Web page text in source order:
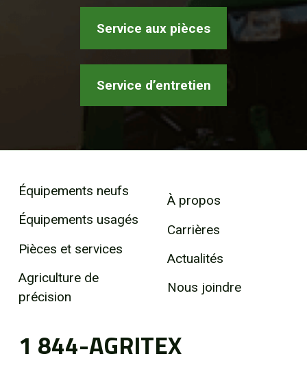
Service aux pièces
Service d’entretien
Équipements neufs
Équipements usagés
Pièces et services
Agriculture de
précision
À propos
Carrières
Actualités
Nous joindre
1 844-AGRITEX